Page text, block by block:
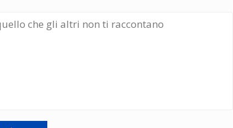
che gli altri non ti raccontano